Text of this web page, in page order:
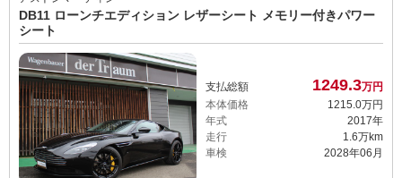
DB11 ローンチエディション レザーシート メモリー付きパワー
シート
支払総額 1249.3万円
本体価格
1215.0万円
年式
2017年
走行
1.6万km
車検
2028年06月